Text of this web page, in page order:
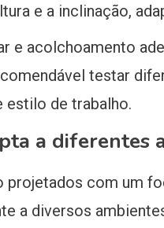
e a inclinação,
e acolchoamento
testar
estilo de trabalho.
a diferentes
projetados com um
a diversos